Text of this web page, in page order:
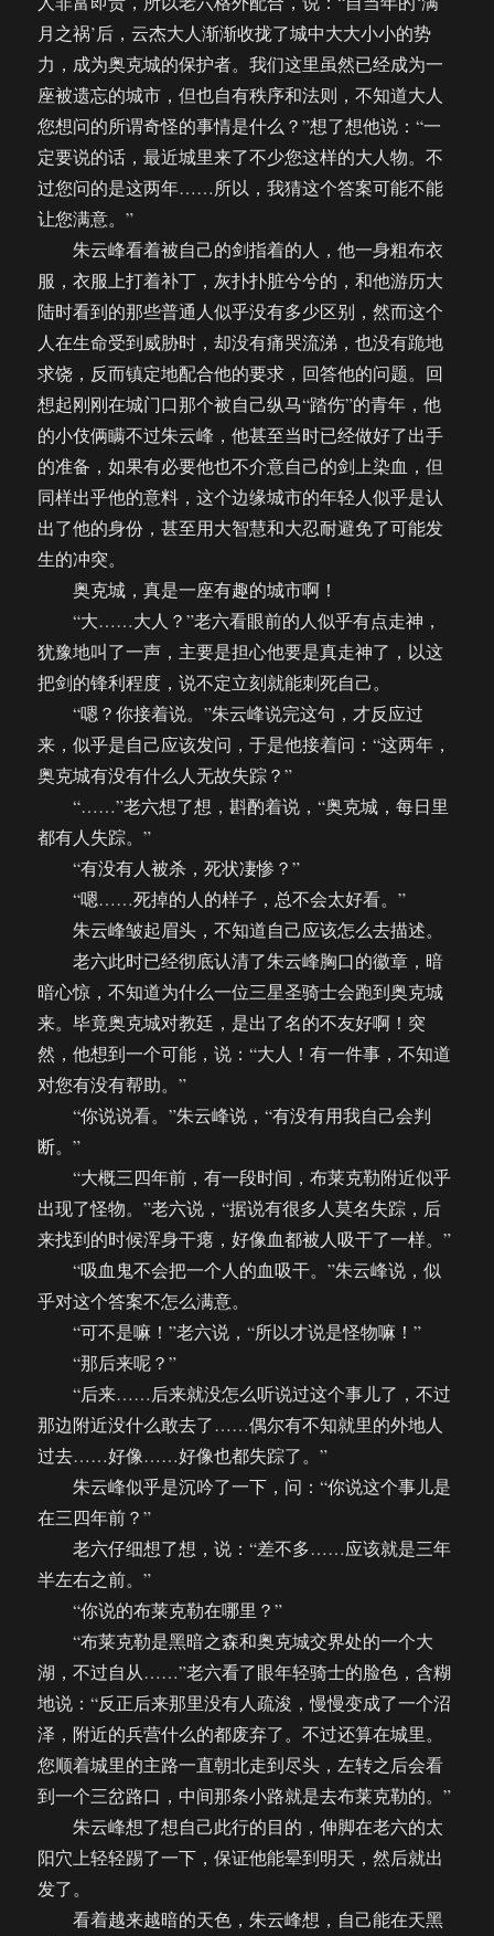
月之祸’后，云杰大人渐渐收拢了城中大大小小的势
力，成为奥克城的保护者。我们这里虽然已经成为一
座被遗忘的城市，但也自有秩序和法则，不知道大人
您想问的所谓奇怪的事情是什么？”想了想他说：“一
定要说的话，最近城里来了不少您这样的大人物。不
过您问的是这两年……所以，我猜这个答案可能不能
让您满意。”
朱云峰看着被自己的剑指着的人，他一身粗布衣
服，衣服上打着补丁，灰扑扑脏兮兮的，和他游历大
陆时看到的那些普通人似乎没有多少区别，然而这个
人在生命受到威胁时，却没有痛哭流涕，也没有跪地
求饶，反而镇定地配合他的要求，回答他的问题。回
想起刚刚在城门口那个被自己纵马“踏伤”的青年，他
的小伎俩瞒不过朱云峰，他甚至当时已经做好了出手
的准备，如果有必要他也不介意自己的剑上染血，但
同样出乎他的意料，这个边缘城市的年轻人似乎是认
出了他的身份，甚至用大智慧和大忍耐避免了可能发
生的冲突。
奥克城，真是一座有趣的城市啊！
“大……大人？”老六看眼前的人似乎有点走神，
犹豫地叫了一声，主要是担心他要是真走神了，以这
把剑的锋利程度，说不定立刻就能刺死自己。
“嗯？你接着说。”朱云峰说完这句，才反应过
来，似乎是自己应该发问，于是他接着问：“这两年，
奥克城有没有什么人无故失踪？”
“……”老六想了想，斟酌着说，“奥克城，每日里
都有人失踪。”
“有没有人被杀，死状凄惨？”
“嗯……死掉的人的样子，总不会太好看。”
朱云峰皱起眉头，不知道自己应该怎么去描述。
老六此时已经彻底认清了朱云峰胸口的徽章，暗
暗心惊，不知道为什么一位三星圣骑士会跑到奥克城
来。毕竟奥克城对教廷，是出了名的不友好啊！突
然，他想到一个可能，说：“大人！有一件事，不知道
对您有没有帮助。”
“你说说看。”朱云峰说，“有没有用我自己会判
断。”
“大概三四年前，有一段时间，布莱克勒附近似乎
出现了怪物。”老六说，“据说有很多人莫名失踪，后
来找到的时候浑身干瘪，好像血都被人吸干了一样。”
“吸血鬼不会把一个人的血吸干。”朱云峰说，似
乎对这个答案不怎么满意。
“可不是嘛！”老六说，“所以才说是怪物嘛！”
“那后来呢？”
“后来……后来就没怎么听说过这个事儿了，不过
那边附近没什么敢去了……偶尔有不知就里的外地人
过去……好像……好像也都失踪了。”
朱云峰似乎是沉吟了一下，问：“你说这个事儿是
在三四年前？”
老六仔细想了想，说：“差不多……应该就是三年
半左右之前。”
“你说的布莱克勒在哪里？”
“布莱克勒是黑暗之森和奥克城交界处的一个大
湖，不过自从……”老六看了眼年轻骑士的脸色，含糊
地说：“反正后来那里没有人疏浚，慢慢变成了一个沼
泽，附近的兵营什么的都废弃了。不过还算在城里。
您顺着城里的主路一直朝北走到尽头，左转之后会看
到一个三岔路口，中间那条小路就是去布莱克勒的。”
朱云峰想了想自己此行的目的，伸脚在老六的太
阳穴上轻轻踢了一下，保证他能晕到明天，然后就出
发了。
看着越来越暗的天色，朱云峰想，自己能在天黑